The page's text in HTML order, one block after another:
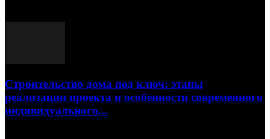
Строительство дома под ключ: этапы
реализации проекта и особенности современного
индивидуального...